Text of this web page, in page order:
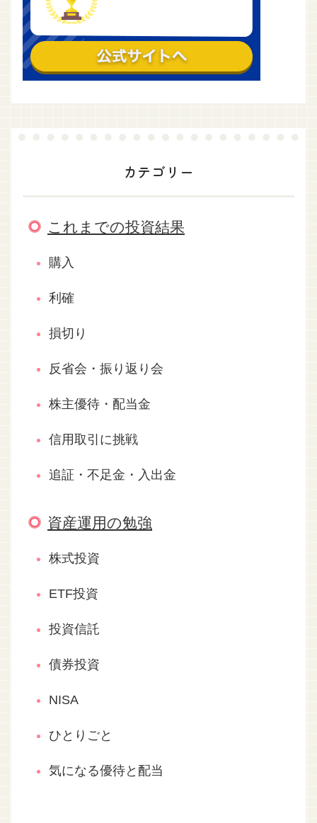
カテゴリー
これまでの投資結果
購入
利確
損切り
反省会・振り返り会
株主優待・配当金
信用取引に挑戦
追証・不足金・入出金
資産運用の勉強
株式投資
ETF投資
投資信託
債券投資
NISA
ひとりごと
気になる優待と配当